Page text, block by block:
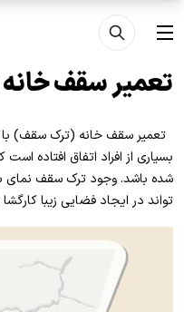
رفتن به محتوای اصلی
منو
تعمیر سقف
تعمیر سقف خانه (ترک سقف)
بسیاری از افراد اتفاق افتاده
شده باشد. وجود ترک سقف نمای
تواند در ایجاد فضایی زیبا